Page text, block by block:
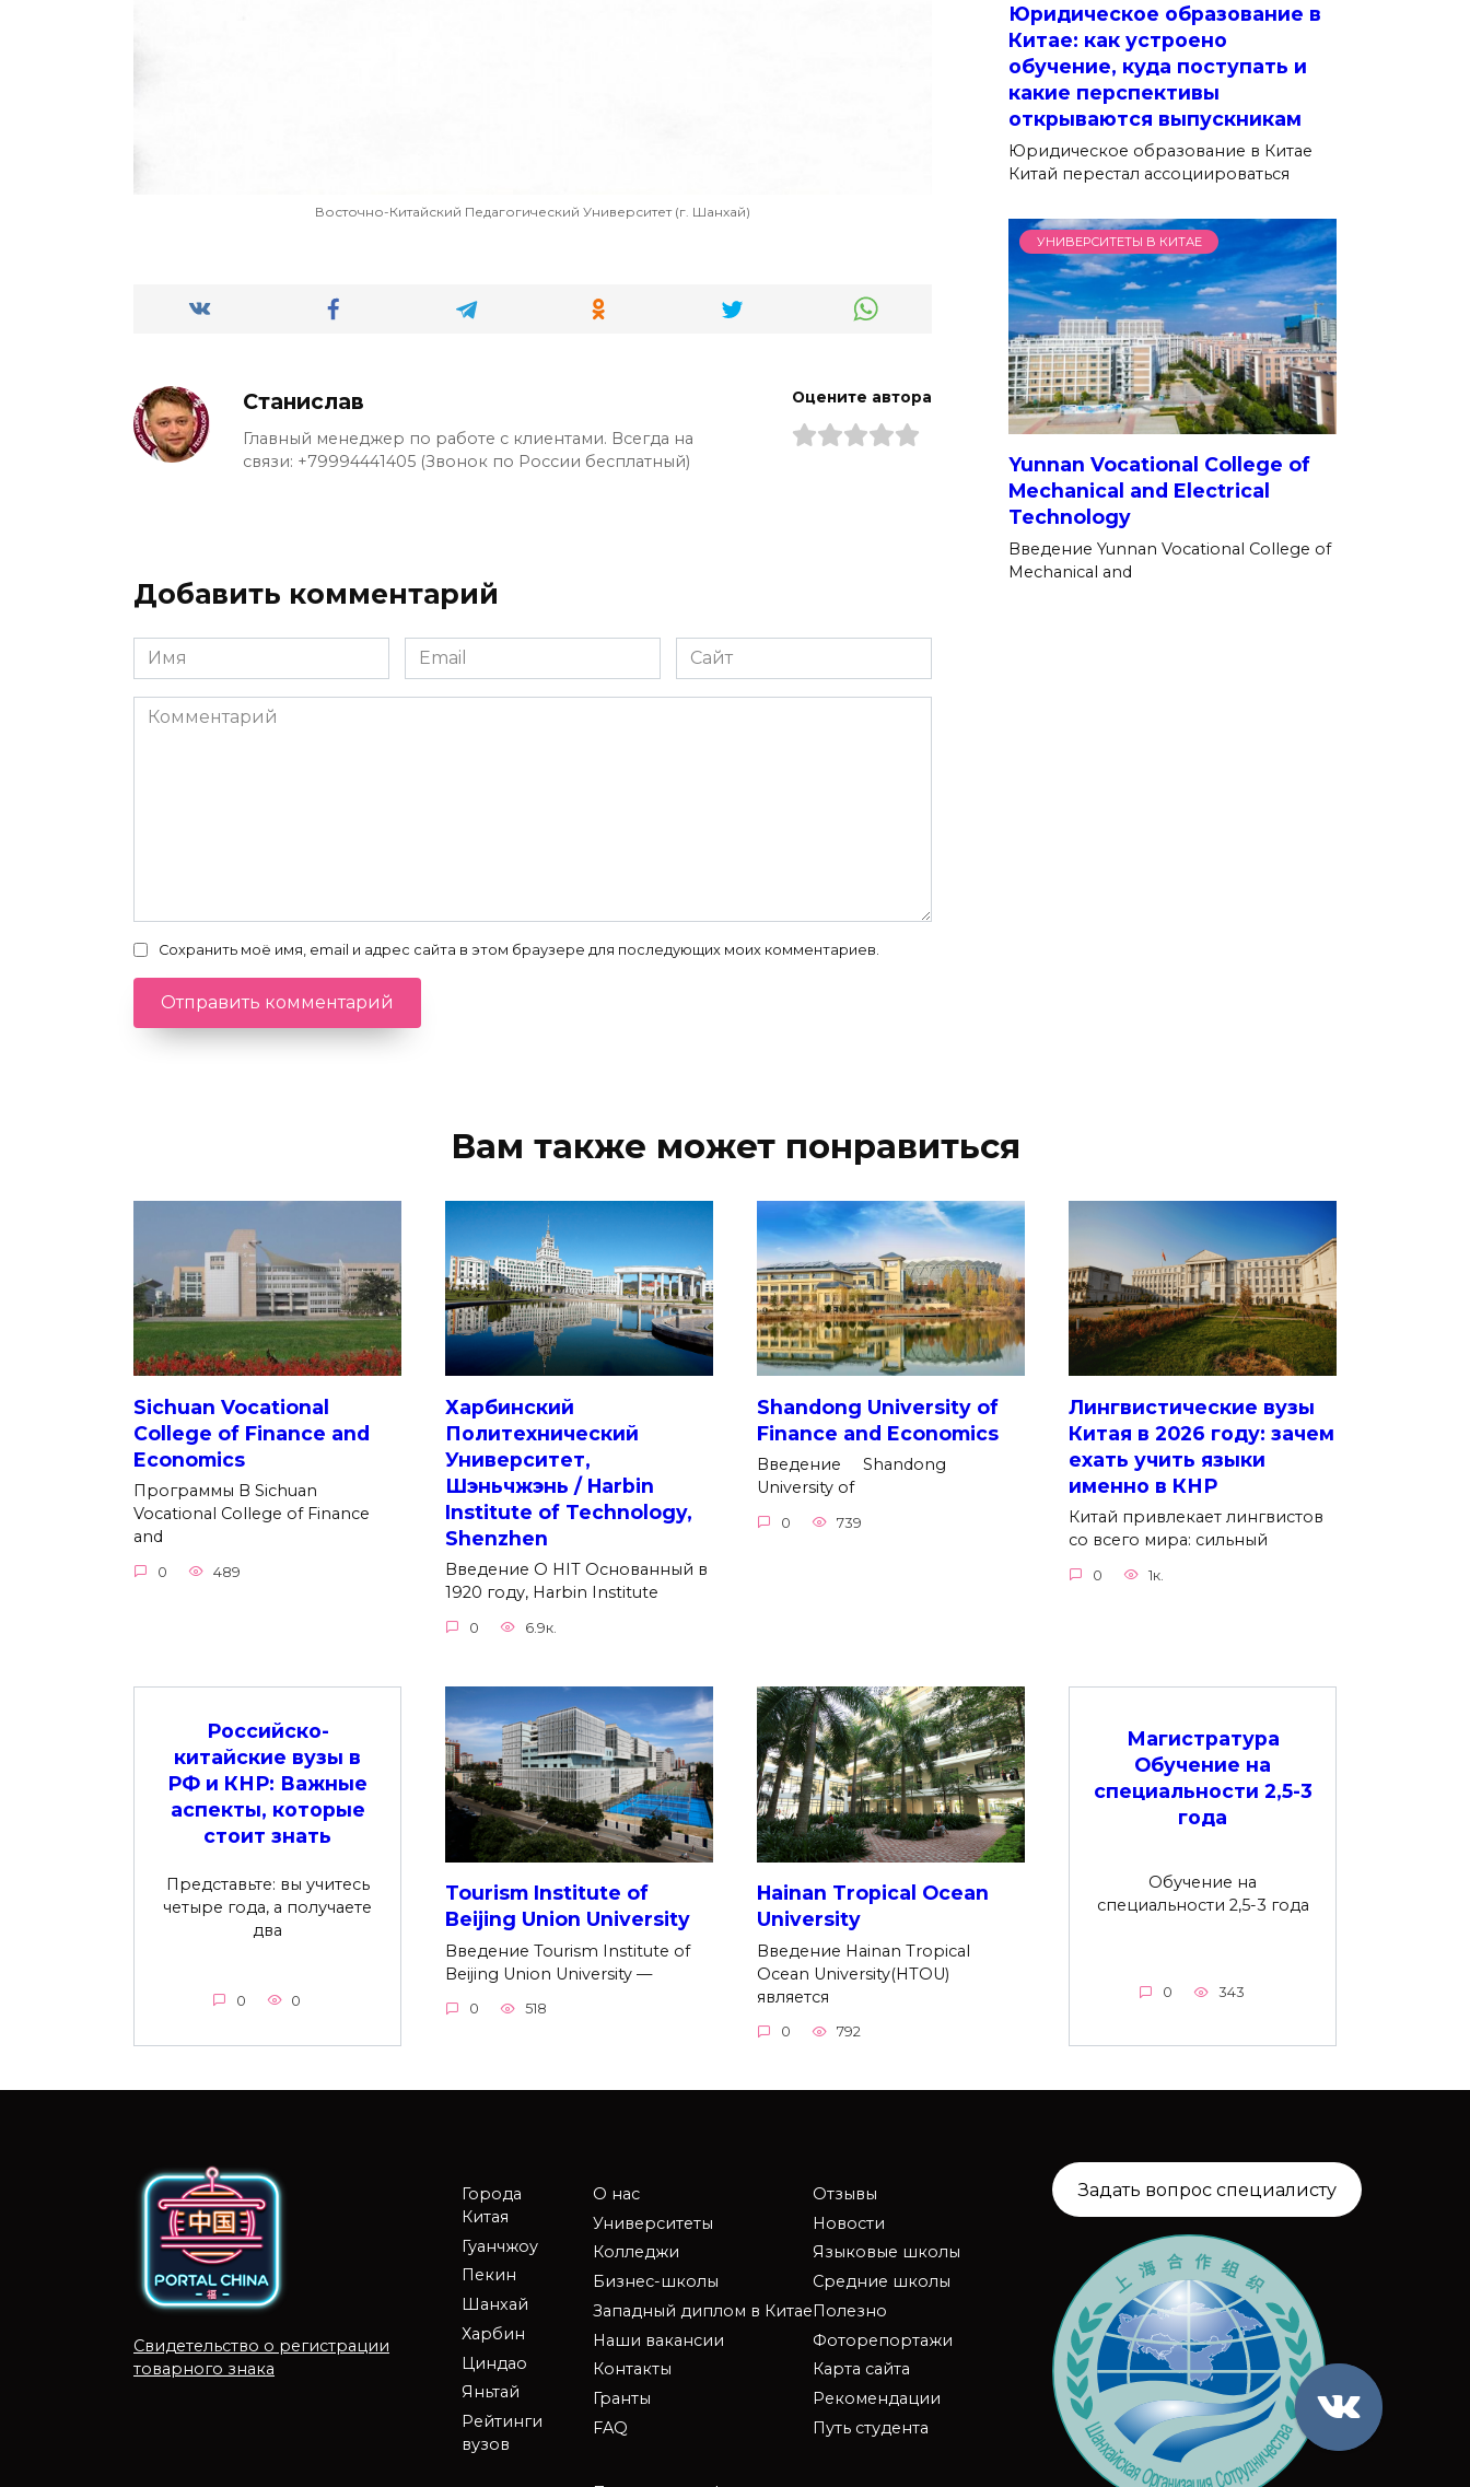
Восточно-Китайский Педагогический Университет (г. Шанхай)
Станислав
Главный менеджер по работе с клиентами. Всегда на
связи: +79994441405 (Звонок по России бесплатный)
Оцените автора
Добавить комментарий
Имя
*
Email
*
Сайт
Комментарий
Сохранить моё имя, email и адрес сайта в этом браузере для последующих моих комментариев.
Юридическое образование в
Китае: как устроено
обучение, куда поступать и
какие перспективы
открываются выпускникам
Юридическое образование в Китае
Китай перестал ассоциироваться
УНИВЕРСИТЕТЫ В КИТАЕ
Yunnan Vocational College of
Mechanical and Electrical
Technology
Введение Yunnan Vocational College of
Mechanical and
Вам также может понравиться
Sichuan Vocational
College of Finance and
Economics
Программы В Sichuan
Vocational College of Finance
and
0 489
Харбинский
Политехнический
Университет,
Шэньчжэнь / Harbin
Institute of Technology,
Shenzhen
Введение О HIT Основанный в
1920 году, Harbin Institute
0 6.9к.
Shandong University of
Finance and Economics
Введение Shandong
University of
0 739
Лингвистические вузы
Китая в 2026 году: зачем
ехать учить языки
именно в КНР
Китай привлекает лингвистов
со всего мира: сильный
0 1к.
Российско-
китайские вузы в
РФ и КНР: Важные
аспекты, которые
стоит знать
Представьте: вы учитесь
четыре года, а получаете
два
0 0
Tourism Institute of
Beijing Union University
Введение Tourism Institute of
Beijing Union University —
0 518
Hainan Tropical Ocean
University
Введение Hainan Tropical
Ocean University(HTOU)
является
0 792
Магистратура
Обучение на
специальности 2,5-3
года
Обучение на
специальности 2,5-3 года
0 343
Свидетельство о регистрации
товарного знака
Города
Китая
Гуанчжоу
Пекин
Шанхай
Харбин
Циндао
Яньтай
Рейтинги
вузов
О нас
Университеты
Колледжи
Бизнес-школы
Западный диплом в Китае
Наши вакансии
Контакты
Гранты
FAQ
Отзывы
Новости
Языковые школы
Средние школы
Полезно
Фоторепортажи
Карта сайта
Рекомендации
Путь студента
Задать вопрос специалисту